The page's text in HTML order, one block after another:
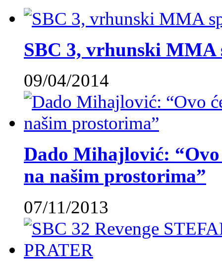
SBC 3, vrhunski MMA
09/04/2014
Dado Mihajlović:
na našim prostorima”
07/11/2013